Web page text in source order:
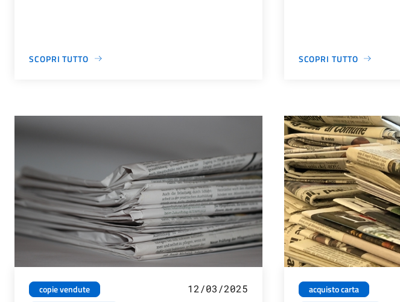
SCOPRI TUTTO SCOPRI TUTTO
copie vendute
12/03/2025
acquisto carta